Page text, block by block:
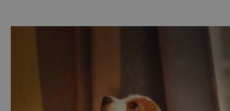
povaze, ale i v potřebách naší
Ženy narozené ve znamení
nesou žár, odvahu a neutuchající